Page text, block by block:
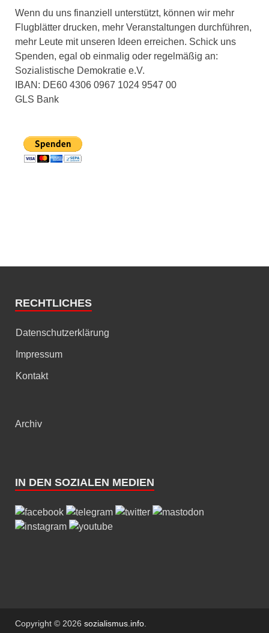
Wenn du uns finanziell unterstützt, können wir mehr
Flugblätter drucken, mehr Veranstaltungen durchführen,
mehr Leute mit unseren Ideen erreichen. Schick uns
Spenden, egal ob einmalig oder regelmäßig an:
Sozialistische Demokratie e.V.
IBAN: DE60 4306 0967 1024 9547 00
GLS Bank
RECHTLICHES
Datenschutzerklärung
Impressum
Kontakt
Archiv
IN DEN SOZIALEN MEDIEN
Copyright © 2026 sozialismus.info